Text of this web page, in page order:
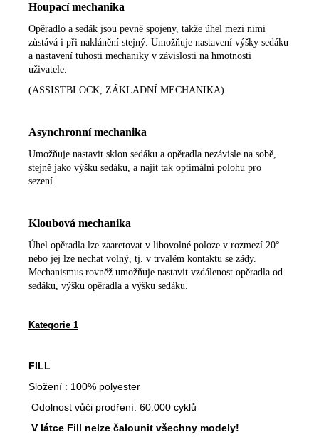
Houpací mechanika
Opěradlo a sedák jsou pevně spojeny, takže úhel mezi nimi
zůstává i při naklánění stejný. Umožňuje nastavení výšky sedáku
a nastavení tuhosti mechaniky v závislosti na hmotnosti
uživatele.
(ASSISTBLOCK, ZÁKLADNÍ MECHANIKA)
Asynchronní mechanika
Umožňuje nastavit sklon sedáku a opěradla nezávisle na sobě,
stejně jako výšku sedáku, a najít tak optimální polohu pro
sezení.
Kloubová mechanika
Úhel opěradla lze zaaretovat v libovolné poloze v rozmezí 20°
nebo jej lze nechat volný, tj. v trvalém kontaktu se zády.
Mechanismus rovněž umožňuje nastavit vzdálenost opěradla od
sedáku, výšku opěradla a výšku sedáku.
Kategorie 1
FILL
Složení : 100% polyester
Odolnost vůči prodření: 60.000 cyklů
V látce Fill nelze čalounit všechny modely!